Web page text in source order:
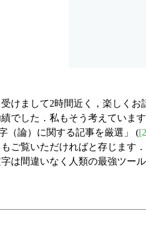
けまして2時間近く，楽しくお
でした．私もそう考えていま
（論）に関する記事を厳選」 (
ご覧いただければと存じます．
は間違いなく人類の最強ツール